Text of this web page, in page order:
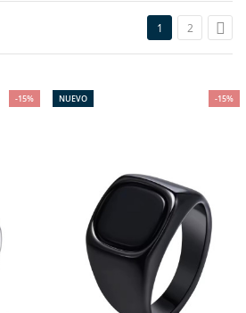
1 2 
-15% -15%
NUEVO